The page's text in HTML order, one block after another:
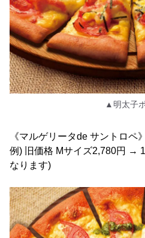
▲明太子
《マルゲリータde サントロペ》
例) 旧価格 Mサイズ2,780円 →
なります)